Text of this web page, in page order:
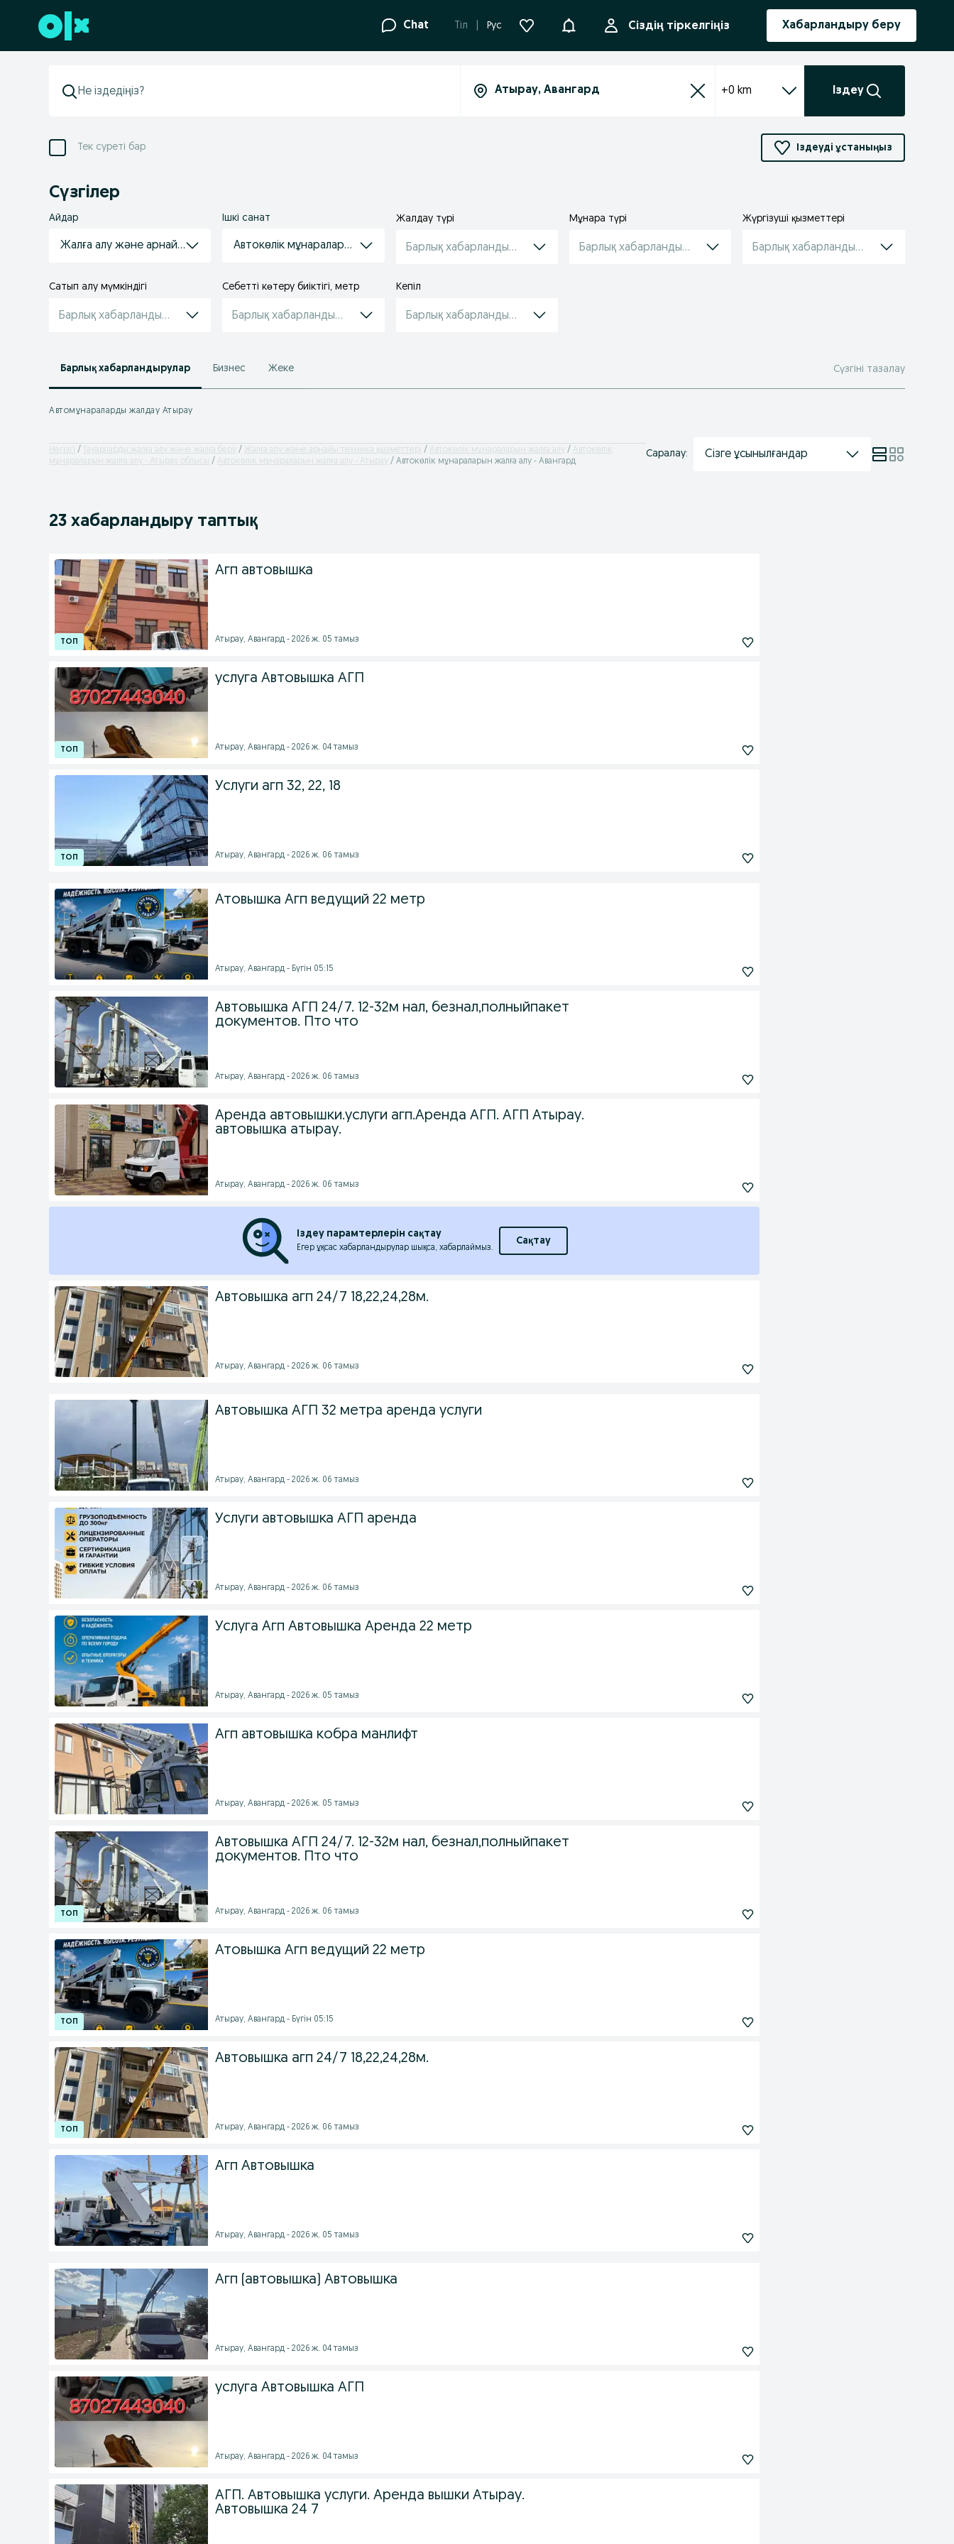
Төменгі деректемеге өту Chat Tіл Рус АқпараттандыруСіздің тіркелгіңіз Хабарландыру беру
+0 km Іздеу
Тек суреті бар Іздеуді ұстаныңыз
Сүзгілер
Айдар
Жалға алу және арнайы техника қызметтері
Ішкі санат
Автокөлік мұнараларын жалға алу
Жалдау түрі
Барлық хабарландырулар
Мұнара түрі
Барлық хабарландырулар
Жүргізуші қызметтері
Барлық хабарландырулар
Сатып алу мүмкіндігі
Барлық хабарландырулар
Себетті көтеру биіктігі, метр
Барлық хабарландырулар
Кепіл
Барлық хабарландырулар
Барлық хабарландырулар Бизнес Жеке Сүзгіні тазалау
Автомұнараларды жалдау Атырау
Негізгі Тауарларды жалға алу және жалға беру Жалға алу және арнайы техника қызметтері Автокөлік мұнараларын жалға алу
Автокөлік
мұнараларын жалға алу - Атырау облысы
Автокөлік мұнараларын жалға алу - Атырау Автокөлік мұнараларын жалға алу - Авангард
Саралау: Сізге ұсынылғандар
23 хабарландыру таптық
Агп автовышка
Атырау, Авангард - 2026 ж. 05 тамыз
услуга Автовышка АГП
Атырау, Авангард - 2026 ж. 04 тамыз
Услуги агп 32, 22, 18
Атырау, Авангард - 2026 ж. 06 тамыз
Атовышка Агп ведущий 22 метр
Атырау, Авангард - Бүгін 05:15
Автовышка АГП 24/7. 12-32м нал, безнал,полныйпакет
документов. Пто что
Атырау, Авангард - 2026 ж. 06 тамыз
Аренда автовышки.услуги агп.Аренда АГП. АГП Атырау.
автовышка атырау.
Атырау, Авангард - 2026 ж. 06 тамыз
Іздеу парамтерлерін сақтау
Егер ұқсас хабарландырулар шықса, хабарлаймыз.
Сақтау
Автовышка агп 24/7 18,22,24,28м.
Атырау, Авангард - 2026 ж. 06 тамыз
Автовышка АГП 32 метра аренда услуги
Атырау, Авангард - 2026 ж. 06 тамыз
Услуги автовышка АГП аренда
Атырау, Авангард - 2026 ж. 06 тамыз
Услуга Агп Автовышка Аренда 22 метр
Атырау, Авангард - 2026 ж. 05 тамыз
Агп автовышка кобра манлифт
Атырау, Авангард - 2026 ж. 05 тамыз
Автовышка АГП 24/7. 12-32м нал, безнал,полныйпакет
документов. Пто что
Атырау, Авангард - 2026 ж. 06 тамыз
Атовышка Агп ведущий 22 метр
Атырау, Авангард - Бүгін 05:15
Автовышка агп 24/7 18,22,24,28м.
Атырау, Авангард - 2026 ж. 06 тамыз
Агп Автовышка
Атырау, Авангард - 2026 ж. 05 тамыз
Агп (автовышка) Автовышка
Атырау, Авангард - 2026 ж. 04 тамыз
услуга Автовышка АГП
Атырау, Авангард - 2026 ж. 04 тамыз
АГП. Автовышка услуги. Аренда вышки Атырау.
Автовышка 24 7